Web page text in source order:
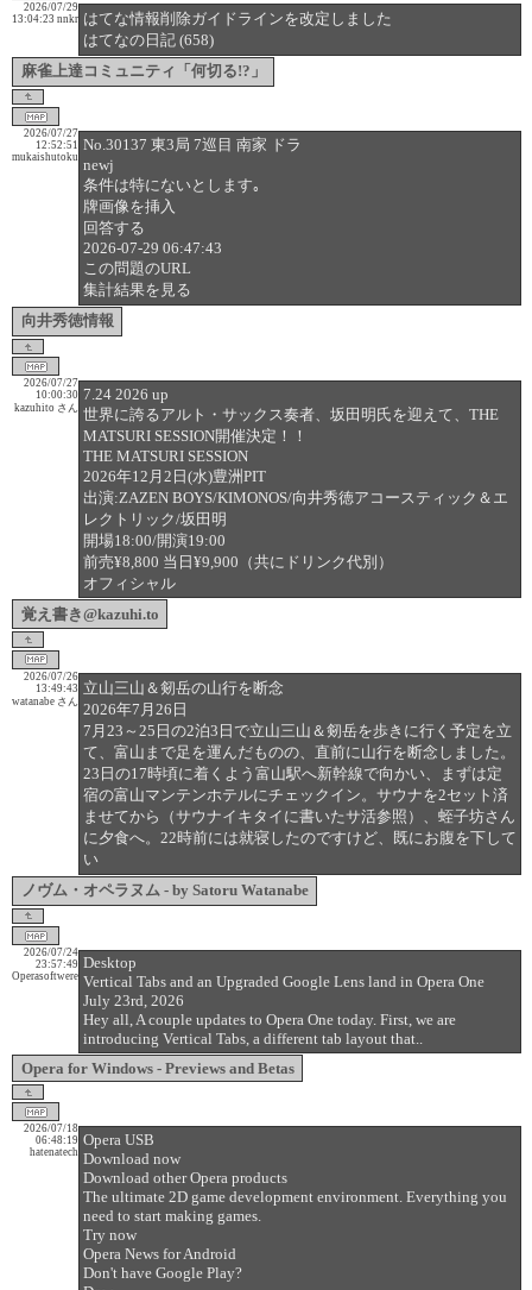
はてな情報削除ガイドラインを改定しました
はてなの日記 (658)
2026/07/29
13:04:23
麻雀上達コミュニティ「何切る!?」
nnkr
No.30137 東3局 7巡目 南家 ドラ
newj
条件は特にないとします｡
牌画像を挿入
回答する
2026-07-29 06:47:43
この問題のURL
集計結果を見る
2026/07/27
12:52:51
向井秀徳情報
mukaishutoku
7.24 2026 up
世界に誇るアルト・サックス奏者、坂田明氏を迎えて、THE
MATSURI SESSION開催決定！！
THE MATSURI SESSION
2026年12月2日(水)豊洲PIT
出演:ZAZEN BOYS/KIMONOS/向井秀徳アコースティック＆エ
レクトリック/坂田明
開場18:00/開演19:00
前売¥8,800 当日¥9,900（共にドリンク代別）
オフィシャル
2026/07/27
10:00:30
覚え書き@kazuhi.to
kazuhito さん
立山三山＆剱岳の山行を断念
2026年7月26日
7月23～25日の2泊3日で立山三山＆剱岳を歩きに行く予定を立
て、富山まで足を運んだものの、直前に山行を断念しました。
23日の17時頃に着くよう富山駅へ新幹線で向かい、まずは定
宿の富山マンテンホテルにチェックイン。サウナを2セット済
ませてから（サウナイキタイに書いたサ活参照）、蛭子坊さん
に夕食へ。22時前には就寝したのですけど、既にお腹を下して
い
2026/07/26
13:49:43
ノヴム・オペラヌム - by Satoru Watanabe
watanabe さん
Desktop
Vertical Tabs and an Upgraded Google Lens land in Opera One
July 23rd, 2026
Hey all, A couple updates to Opera One today. First, we are
introducing Vertical Tabs, a different tab layout that..
2026/07/24
23:57:49
Opera for Windows - Previews and Betas
Operasoftwere
Opera USB
Download now
Download other Opera products
The ultimate 2D game development environment. Everything you
need to start making games.
Try now
Opera News for Android
Don't have Google Play?
2026/07/18
06:48:19
hatenatech